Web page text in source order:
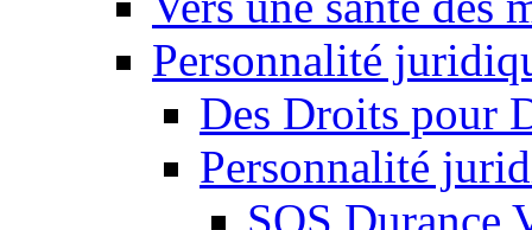
Personnalité
Des Droits pour
Personnalité